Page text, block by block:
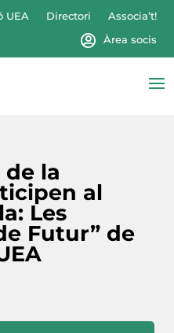
UEA Directori
Associa’t!
Àrea socis
de la
al
Les
Futur” de